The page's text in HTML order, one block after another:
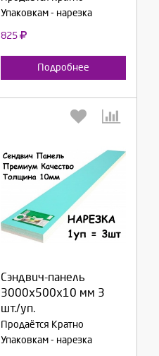
Упаковкам - нарезка
825
Подробнее
Сэндвич-панель
3000х500х10 мм 3
шт./уп.
Продаётся Кратно
Упаковкам - нарезка
Выберите количество:
Продолжить
Отмена